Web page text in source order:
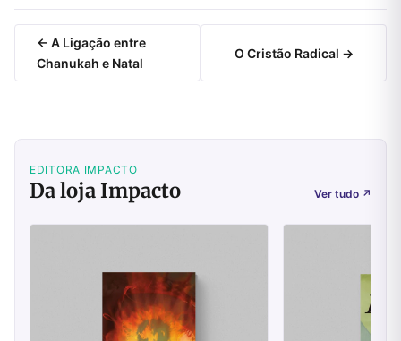
← A Ligação entre
Chanukah e Natal
O Cristão Radical →
EDITORA IMPACTO
Da loja Impacto Ver tudo ↗